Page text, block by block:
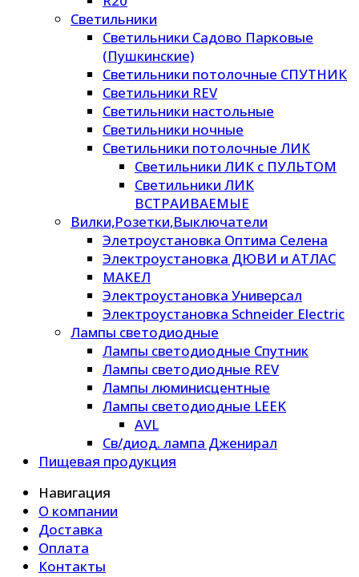
Светильники
Светильники Садово Парковые
(Пушкинские)
Светильники потолочные СПУТНИК
Светильники REV
Светильники настольные
Светильники ночные
Светильники потолочные ЛИК
Светильники ЛИК с ПУЛЬТОМ
Светильники ЛИК
ВСТРАИВАЕМЫЕ
Вилки,Розетки,Выключатели
Элетроустановка Оптима Селена
Электроустановка ДЮВИ и АТЛАС
МАКЕЛ
Электроустановка Универсал
Электроустановка Schneider Electric
Лампы светодиодные
Лампы светодиодные Спутник
Лампы светодиодные REV
Лампы люминисцентные
Лампы светодиодные LEEK
AVL
Св/диод. лампа Дженирал
Пищевая продукция
Навигация
О компании
Доставка
Оплата
Контакты